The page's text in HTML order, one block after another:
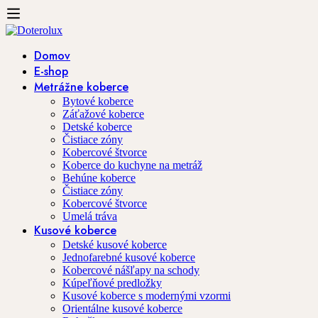
Domov
E-shop
Metrážne koberce
Bytové koberce
Záťažové koberce
Detské koberce
Čistiace zóny
Kobercové štvorce
Koberce do kuchyne na metráž
Behúne koberce
Čistiace zóny
Kobercové štvorce
Umelá tráva
Kusové koberce
Detské kusové koberce
Jednofarebné kusové koberce
Kobercové nášľapy na schody
Kúpeľňové predložky
Kusové koberce s modernými vzormi
Orientálne kusové koberce